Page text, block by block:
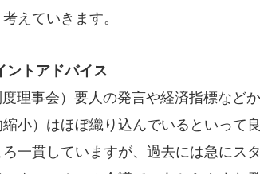
えていきます。
トアドバイス
理事会）要人の発言や経済指標など
縮小）はほぼ織り込んでいるといって
一貫していますが、過去には急にス